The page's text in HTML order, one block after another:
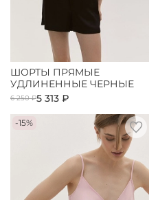
ШОРТЫ ПРЯМЫЕ
УДЛИНЕННЫЕ ЧЕРНЫЕ
6 250 ₽5 313 ₽
-15%